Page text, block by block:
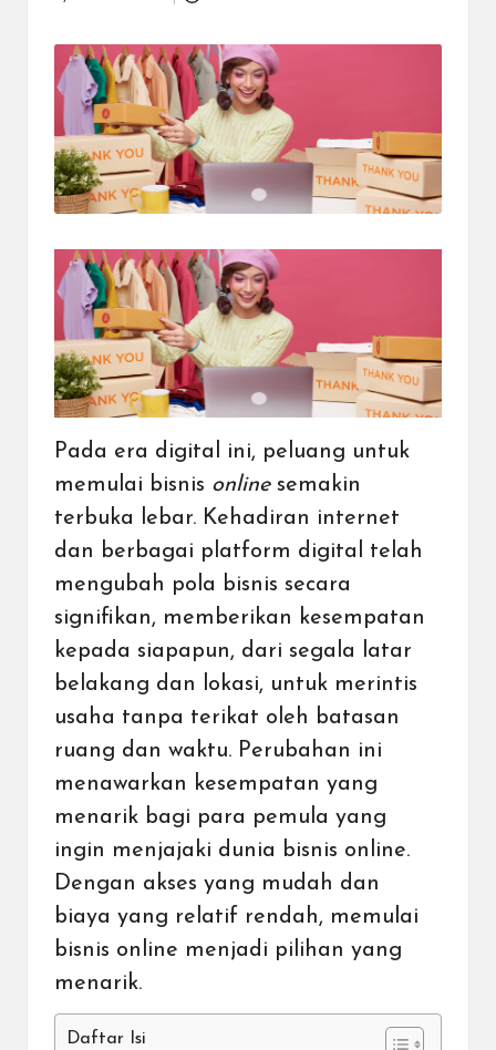
berbagai
metode
pembayaran
mengirim
dana
dengan
lebih
mudah,
lebih
Pada era digital ini, peluang untuk
memulai bisnis online semakin
terbuka lebar. Kehadiran internet
dan berbagai platform digital telah
mengubah pola bisnis secara
signifikan, memberikan kesempatan
kepada siapapun, dari segala latar
belakang dan lokasi, untuk merintis
usaha tanpa terikat oleh batasan
ruang dan waktu. Perubahan ini
menawarkan kesempatan yang
menarik bagi para pemula yang
ingin menjajaki dunia bisnis online.
Dengan akses yang mudah dan
biaya yang relatif rendah, memulai
bisnis online menjadi pilihan yang
menarik.
Daftar Isi